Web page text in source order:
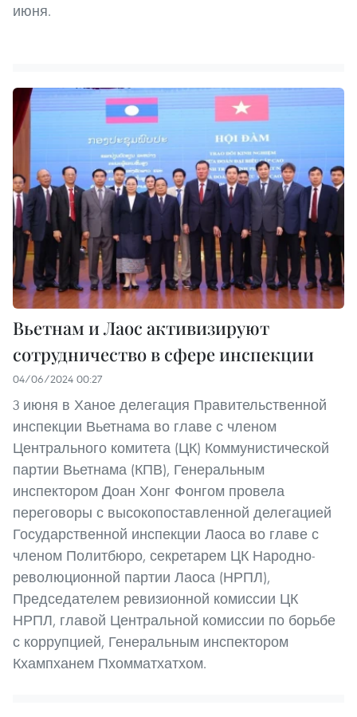
июня.
Вьетнам и Лаос активизируют
сотрудничество в сфере инспекции
04/06/2024 00:27
3 июня в Ханое делегация Правительственной
инспекции Вьетнама во главе с членом
Центрального комитета (ЦК) Коммунистической
партии Вьетнама (КПВ), Генеральным
инспектором Доан Хонг Фонгом провела
переговоры с высокопоставленной делегацией
Государственной инспекции Лаоса во главе с
членом Политбюро, секретарем ЦК Народно-
революционной партии Лаоса (НРПЛ),
Председателем ревизионной комиссии ЦК
НРПЛ, главой Центральной комиссии по борьбе
с коррупцией, Генеральным инспектором
Кхампханем Пхомматхатхом.